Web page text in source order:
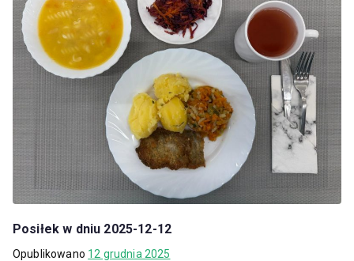
Posiłek w dniu 2025-12-12
Opublikowano 12 grudnia 2025